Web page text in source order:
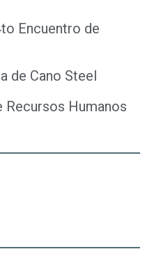
Encuentro de
de Cano Steel
Recursos Humanos